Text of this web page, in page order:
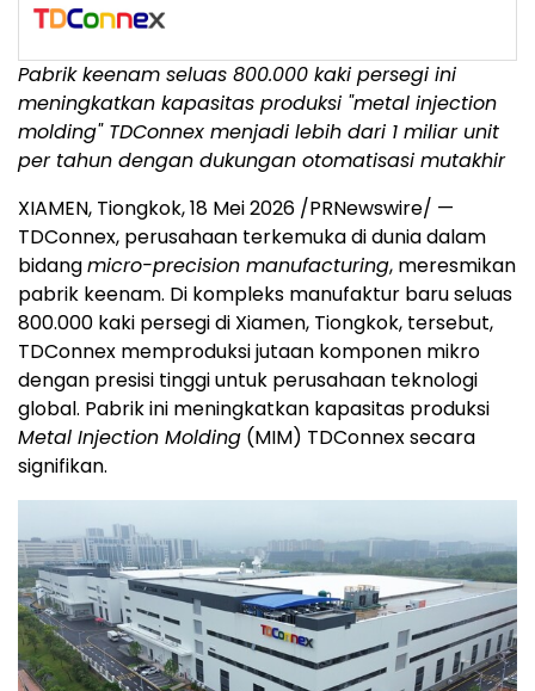
Pabrik keenam seluas 800.000 kaki persegi ini
meningkatkan kapasitas produksi "metal injection
molding" TDConnex menjadi lebih dari 1 miliar unit
per tahun dengan dukungan otomatisasi mutakhir
XIAMEN, Tiongkok, 18 Mei 2026 /PRNewswire/ —
TDConnex, perusahaan terkemuka di dunia dalam
bidangmicro-precision manufacturing, meresmikan
pabrik keenam. Di kompleks manufaktur baru seluas
800.000 kaki persegi di Xiamen, Tiongkok, tersebut,
TDConnex memproduksi jutaan komponen mikro
dengan presisi tinggi untuk perusahaan teknologi
global. Pabrik ini meningkatkan kapasitas produksi
Metal Injection Molding (MIM) TDConnex secara
signifikan.